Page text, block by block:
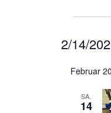
2/14/
wählen.
Februar
SA.
14